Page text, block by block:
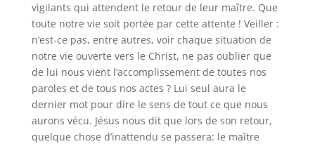
vigilants qui attendent le retour de leur maître. Que
toute notre vie soit portée par cette attente ! Veiller :
n’est-ce pas, entre autres, voir chaque situation de
notre vie ouverte vers le Christ, ne pas oublier que
de lui nous vient l’accomplissement de toutes nos
paroles et de tous nos actes ? Lui seul aura le
dernier mot pour dire le sens de tout ce que nous
aurons vécu. Jésus nous dit que lors de son retour,
quelque chose d’inattendu se passera: le maître